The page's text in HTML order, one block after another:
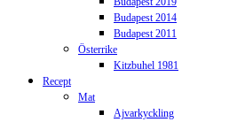
Budapest 2014
Budapest 2011
Österrike
Kitzbuhel 1981
Recept
Mat
Ajvarkyckling